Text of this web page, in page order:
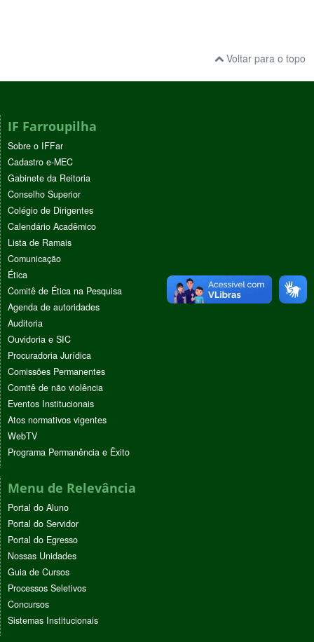
Voltar para o topo
IF Farroupilha
Sobre o IFFar
Cadastro e-MEC
Gabinete da Reitoria
Conselho Superior
Colégio de Dirigentes
Calendário Acadêmico
Lista de Ramais
Comunicação
Ética
Comitê de Ética na Pesquisa
Agenda de autoridades
Auditoria
Ouvidoria e SIC
Procuradoria Jurídica
Comissões Permanentes
Comitê de não violência
Eventos Institucionais
Atos normativos vigentes
WebTV
Programa Permanência e Êxito
Menu de Relevância
Portal do Aluno
Portal do Servidor
Portal do Egresso
Nossas Unidades
Guia de Cursos
Processos Seletivos
Concursos
Sistemas Institucionais